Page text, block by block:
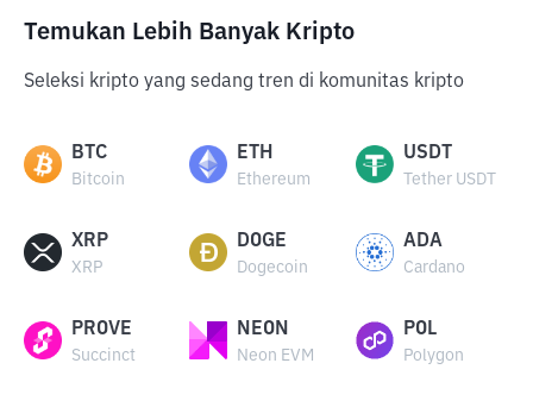
Temukan Lebih Banyak Kripto
Seleksi kripto yang sedang tren di komunitas kripto
BTC
Bitcoin
ETH
Ethereum
USDT
Tether USDT
XRP
XRP
DOGE
Dogecoin
ADA
Cardano
PROVE
Succinct
NEON
Neon EVM
POL
Polygon